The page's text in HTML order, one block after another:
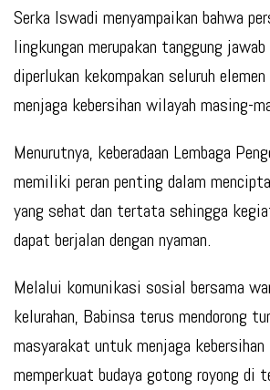
Serka Iswadi menyampaikan bahwa
lingkungan merupakan tanggung
diperlukan kekompakan seluruh
menjaga kebersihan wilayah masing-
Menurutnya, keberadaan Lembaga
memiliki peran penting dalam
yang sehat dan tertata sehingga
dapat berjalan dengan nyaman.
Melalui komunikasi sosial bersama
kelurahan, Babinsa terus mendorong
masyarakat untuk menjaga
memperkuat budaya gotong royong di